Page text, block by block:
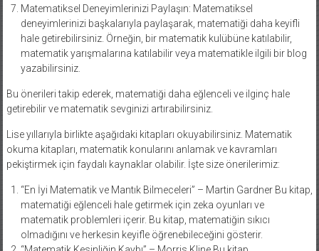
Matematiksel Deneyimlerinizi Paylaşın: Matematiksel
deneyimlerinizi başkalarıyla paylaşarak, matematiği daha keyifli
hale getirebilirsiniz. Örneğin, bir matematik kulübüne katılabilir,
matematik yarışmalarına katılabilir veya matematikle ilgili bir blog
yazabilirsiniz.
Bu önerileri takip ederek, matematiği daha eğlenceli ve ilginç hale
getirebilir ve matematik sevginizi artırabilirsiniz.
Lise yıllarıyla birlikte aşağıdaki kitapları okuyabilirsiniz. Matematik
okuma kitapları, matematik konularını anlamak ve kavramları
pekiştirmek için faydalı kaynaklar olabilir. İşte size önerilerimiz:
“En İyi Matematik ve Mantık Bilmeceleri” – Martin Gardner Bu kitap,
matematiği eğlenceli hale getirmek için zeka oyunları ve
matematik problemleri içerir. Bu kitap, matematiğin sıkıcı
olmadığını ve herkesin keyifle öğrenebileceğini gösterir.